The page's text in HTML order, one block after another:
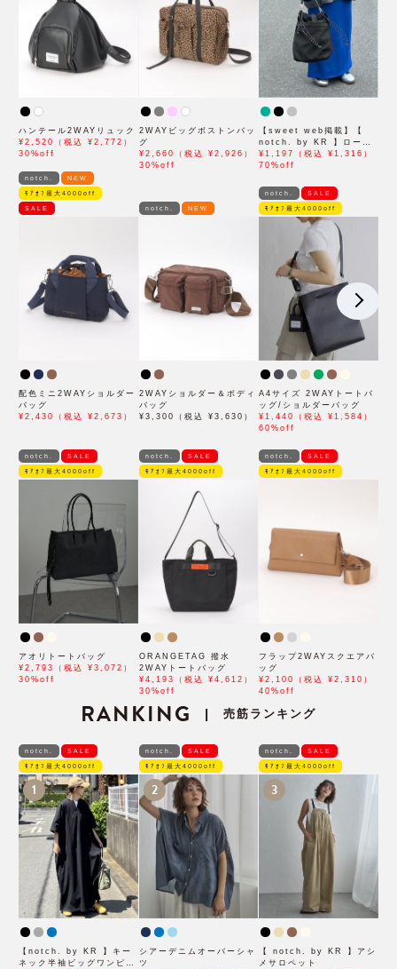
ハンテール2WAYリュック
¥2,520（税込 ¥2,772）
30%off
2WAYビッグボストンバッ
グ
¥2,660（税込 ¥2,926）
30%off
【sweet web掲載】【
notch. by KR 】ロープ
ハンドル２ＷＡＹ ＢＡＧ
¥1,197（税込 ¥1,316）
70%off
notch. NEW
ﾓｱｵﾌ最大4000off
SALE
配色ミニ2WAYショルダー
バッグ
¥2,430（税込 ¥2,673）
notch. NEW
2WAYショルダー＆ボディ
バッグ
¥3,300（税込 ¥3,630）
notch. SALE
ﾓｱｵﾌ最大4000off
A4サイズ 2WAYトートバ
ッグ/ショルダーバッグ
¥1,440（税込 ¥1,584）
60%off
notch. SALE
ﾓｱｵﾌ最大4000off
アオリトートバッグ
¥2,793（税込 ¥3,072）
30%off
notch. SALE
ﾓｱｵﾌ最大4000off
ORANGETAG 撥水
2WAYトートバッグ
¥4,193（税込 ¥4,612）
30%off
notch. SALE
ﾓｱｵﾌ最大4000off
フラップ2WAYスクエアバ
ッグ
¥2,100（税込 ¥2,310）
40%off
RANKING | 売筋ランキング
notch. SALE
ﾓｱｵﾌ最大4000off
1
【notch. by KR 】キー
ネック半袖ビッグワンピー
notch. SALE
ﾓｱｵﾌ最大4000off
2
シアーデニムオーバーシャ
ツ
notch. SALE
ﾓｱｵﾌ最大4000off
3
【 notch. by KR 】アシ
メサロペット